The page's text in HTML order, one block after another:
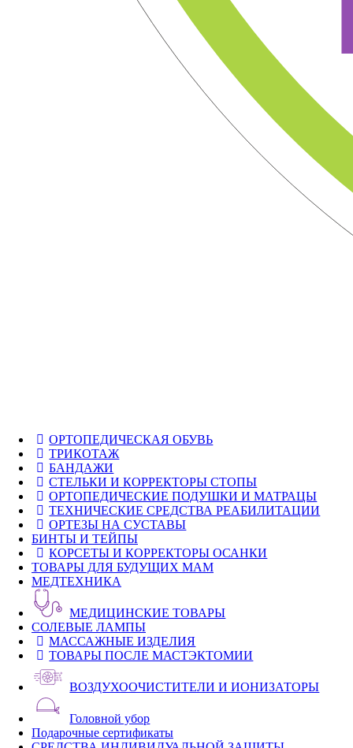
ОРТОПЕДИЧЕСКАЯ ОБУВЬ
ТРИКОТАЖ
БАНДАЖИ
СТЕЛЬКИ И КОРРЕКТОРЫ СТОПЫ
ОРТОПЕДИЧЕСКИЕ ПОДУШКИ И МАТРАЦЫ
ТЕХНИЧЕСКИЕ СРЕДСТВА РЕАБИЛИТАЦИИ
ОРТЕЗЫ НА СУСТАВЫ
БИНТЫ И ТЕЙПЫ
КОРСЕТЫ И КОРРЕКТОРЫ ОСАНКИ
ТОВАРЫ ДЛЯ БУДУЩИХ МАМ
МЕДТЕХНИКА
МЕДИЦИНСКИЕ ТОВАРЫ
СОЛЕВЫЕ ЛАМПЫ
МАССАЖНЫЕ ИЗДЕЛИЯ
ТОВАРЫ ПОСЛЕ МАСТЭКТОМИИ
ВОЗДУХООЧИСТИТЕЛИ И ИОНИЗАТОРЫ
Головной убор
Подарочные сертификаты